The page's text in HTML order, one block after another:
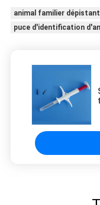
animal familier
puce d'identification